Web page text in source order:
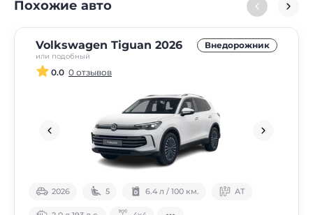
Похожие авто
Volkswagen Tiguan 2026
или подобный
Внедорожник
0.0 0 отзывов
2026 5 6.4 л / 100 км. АТ